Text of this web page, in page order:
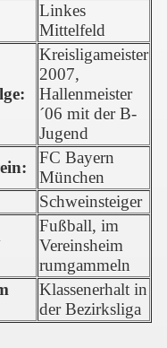
Linkes
Mittelfeld
Kreisligameister
2007,
Hallenmeister
´06 mit der B-
Jugend
FC Bayern
München
Schweinsteiger
Fußball, im
Vereinsheim
rumgammeln
Klassenerhalt in
der Bezirksliga